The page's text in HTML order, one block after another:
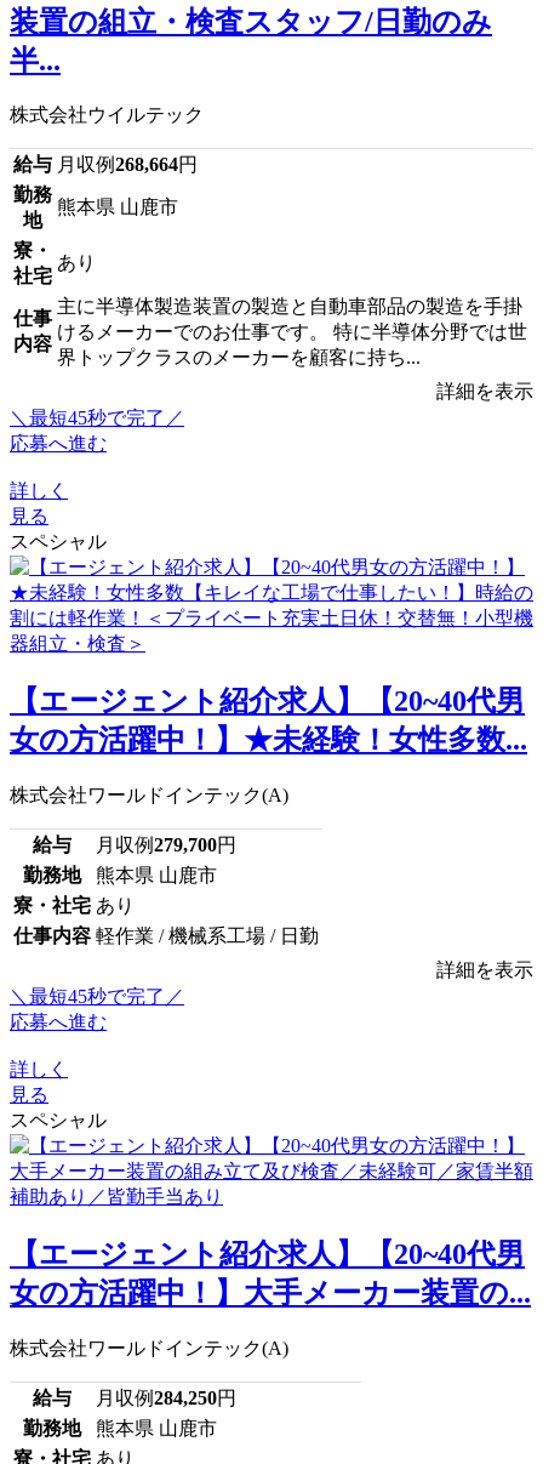
装置の組立・検査スタッフ/日勤のみ
半...
株式会社ウイルテック
給与 月収例268,664円
勤務
地
熊本県 山鹿市
寮・
社宅
あり
仕事
内容
主に半導体製造装置の製造と自動車部品の製造を手掛
けるメーカーでのお仕事です。 特に半導体分野では世
界トップクラスのメーカーを顧客に持ち...
詳細を表示
＼最短45秒で完了／
応募へ進む
詳しく
見る
スペシャル
【エージェント紹介求人】【20~40代男
女の方活躍中！】★未経験！女性多数...
株式会社ワールドインテック(A)
給与 月収例279,700円
勤務地
熊本県 山鹿市
寮・社宅 あり
仕事内容 軽作業 / 機械系工場 / 日勤
詳細を表示
＼最短45秒で完了／
応募へ進む
詳しく
見る
スペシャル
【エージェント紹介求人】【20~40代男
女の方活躍中！】大手メーカー装置の...
株式会社ワールドインテック(A)
給与 月収例284,250円
勤務地
熊本県 山鹿市
寮・社宅 あり